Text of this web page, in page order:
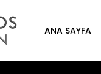
ANA SAYFA